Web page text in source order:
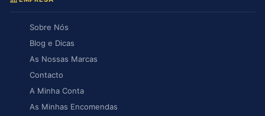
Sobre Nós
Blog e Dicas
As Nossas Marcas
Contacto
A Minha Conta
As Minhas Encomendas